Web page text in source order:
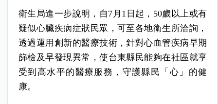
衛生局進一步說明，自7月1日起，50歲以上或有
疑似心臟疾病症狀民眾，可至各地衛生所洽詢，
透過運用創新的醫療技術，針對心血管疾病早期
篩檢及早發現異常，使台東縣民能夠在社區就享
受到高水平的醫療服務，守護縣民「心」的健
康。